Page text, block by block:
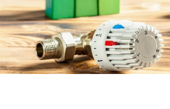
Gratis offertes:
woningverwarming
De keuze aan
je als consument al snel het